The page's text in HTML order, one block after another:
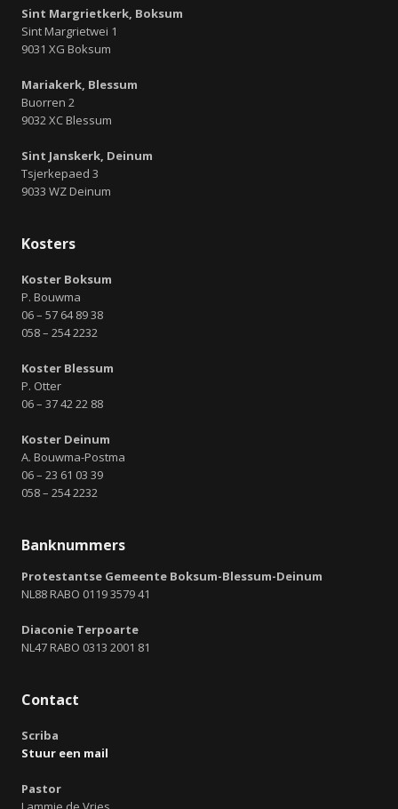
Sint Margrietkerk, Boksum
Sint Margrietwei 1
9031 XG Boksum
Mariakerk, Blessum
Buorren 2
9032 XC Blessum
Sint Janskerk, Deinum
Tsjerkepaed 3
9033 WZ Deinum
Kosters
Koster Boksum
P. Bouwma
06 – 57 64 89 38
058 – 254 2232
Koster Blessum
P. Otter
06 – 37 42 22 88
Koster Deinum
A. Bouwma-Postma
06 – 23 61 03 39
058 – 254 2232
Banknummers
Protestantse Gemeente Boksum-Blessum-Deinum
NL88 RABO 0119 3579 41
Diaconie Terpoarte
NL47 RABO 0313 2001 81
Contact
Scriba
Stuur een mail
Pastor